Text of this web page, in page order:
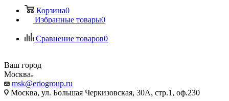
Корзина0
Избранные товары0
Сравнение товаров0
Ваш город
Москва
msk@eriogroup.ru
Москва, ул. Большая Черкизовская, 30А, стр.1, оф.230